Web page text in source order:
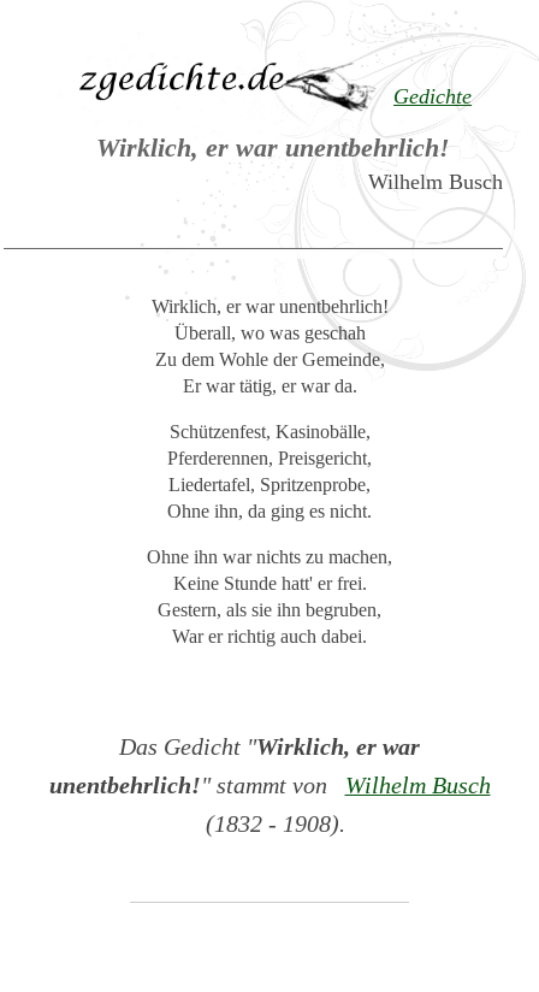
Gedichte
Wirklich, er war unentbehrlich!
Wilhelm Busch
Wirklich, er war unentbehrlich!
Überall, wo was geschah
Zu dem Wohle der Gemeinde,
Er war tätig, er war da.
Schützenfest, Kasinobälle,
Pferderennen, Preisgericht,
Liedertafel, Spritzenprobe,
Ohne ihn, da ging es nicht.
Ohne ihn war nichts zu machen,
Keine Stunde hatt' er frei.
Gestern, als sie ihn begruben,
War er richtig auch dabei.
Das Gedicht "Wirklich, er war
unentbehrlich!" stammt von
Wilhelm Busch
(1832 - 1908).